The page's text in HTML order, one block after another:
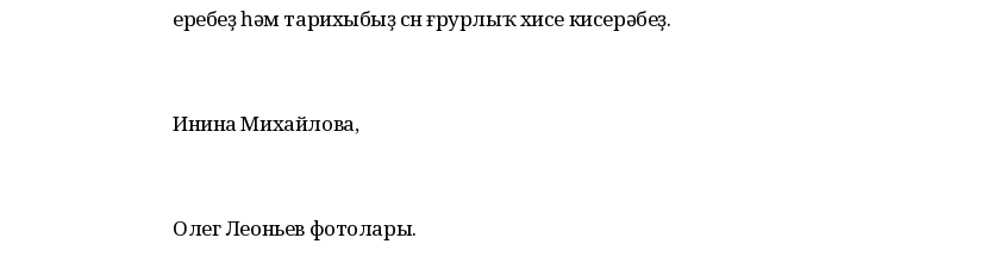
еребеҙ һәм тарихыбыҙ өсөн ғрурлыҡ хисе кисерәбеҙ.
Инина Михайлова,
Олег Леоньев фотолары.